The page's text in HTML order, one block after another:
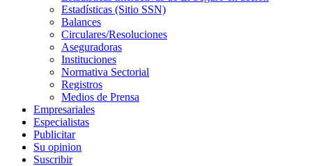
Estadísticas (Sitio SSN)
Balances
Circulares/Resoluciones
Aseguradoras
Instituciones
Normativa Sectorial
Registros
Medios de Prensa
Empresariales
Especialistas
Publicitar
Su opinion
Suscribir